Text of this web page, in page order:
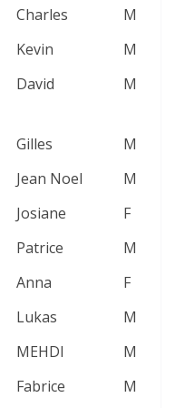
Charles M
Kevin M
David M
Gilles M
Jean Noel M
Josiane F
Patrice M
Anna F
Lukas M
MEHDI M
Fabrice M